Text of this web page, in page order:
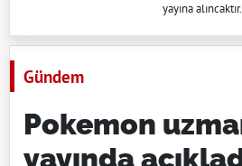
yayına alıncaktır.
Gündem
Pokemon
yayında